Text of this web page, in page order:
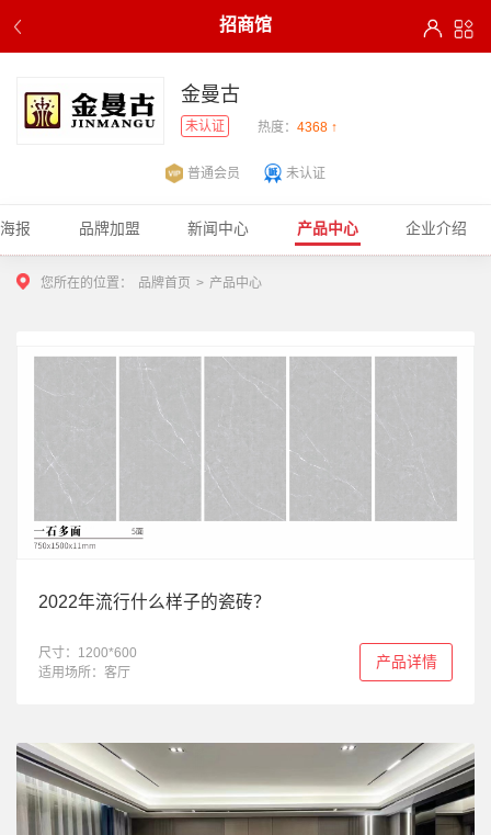
招商馆
金曼古
未认证 热度： 4368 ↑
普通会员 未认证
报 品牌加盟 新闻中心 产品中心 企业介绍
您所在的位置： 品牌首页 > 产品中心
2022年流行什么样子的瓷砖？
尺寸：1200*600
适用场所：客厅
产品详情